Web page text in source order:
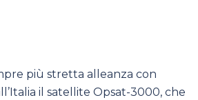
più stretta alleanza con
il satellite Opsat-3000, che